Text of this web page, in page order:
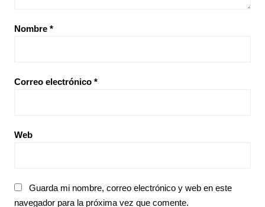
Nombre *
Correo electrónico *
Web
Guarda mi nombre, correo electrónico y web en este
navegador para la próxima vez que comente.